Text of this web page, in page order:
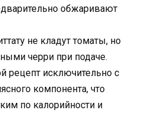
обжаривают
не кладут томаты, но
черри при подаче.
рецепт исключительно с
компонента, что
по калорийности и